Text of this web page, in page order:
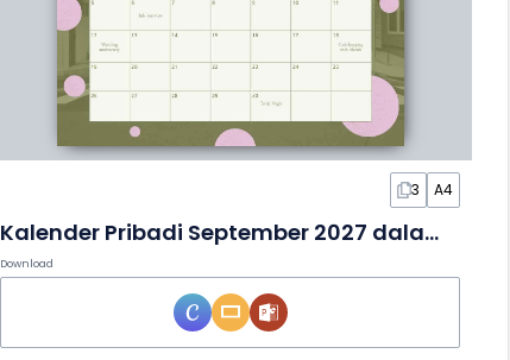
3 A4
Kalender Pribadi September 2027 dalam Slide
Download